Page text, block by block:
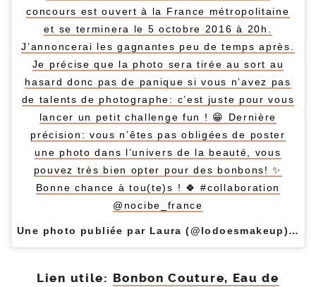
concours est ouvert à la France métropolitaine
et se terminera le 5 octobre 2016 à 20h.
J’annoncerai les gagnantes peu de temps après.
Je précise que la photo sera tirée au sort au
hasard donc pas de panique si vous n’avez pas
de talents de photographe: c’est juste pour vous
lancer un petit challenge fun ! 😁 Dernière
précision: vous n’êtes pas obligées de poster
une photo dans l’univers de la beauté, vous
pouvez très bien opter pour des bonbons! ✨
Bonne chance à tou(te)s ! 🍀 #collaboration
@nocibe_france
Une photo publiée par Laura (@lodoesmakeup) le
Lien utile: Bonbon Couture, Eau de